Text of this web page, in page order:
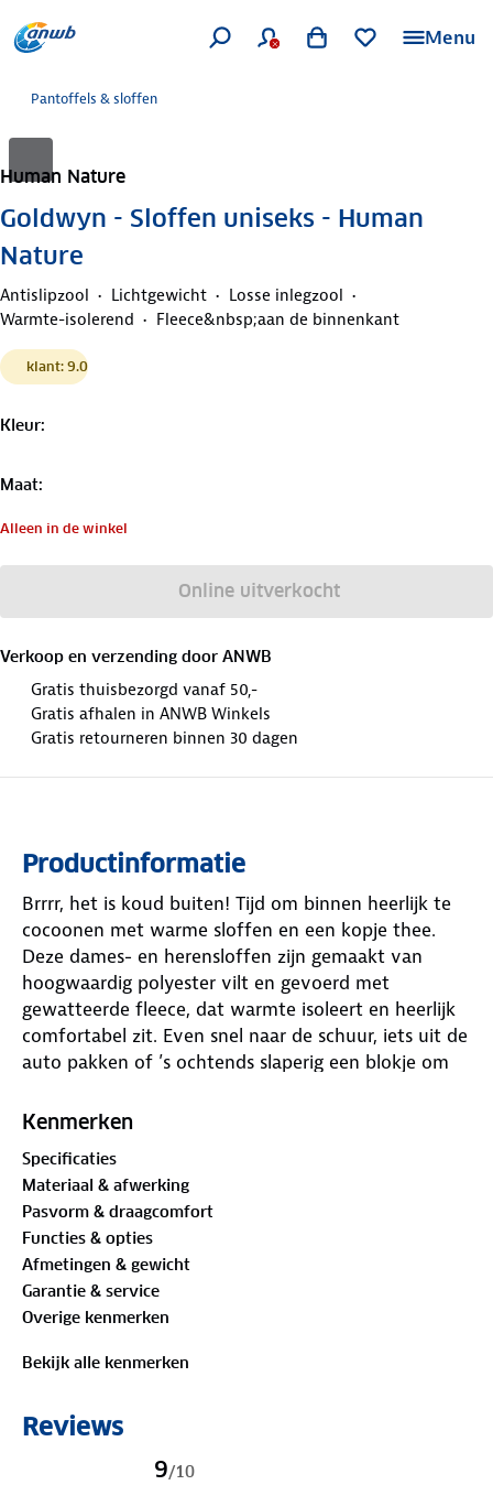
Menu
Pantoffels & sloffen
Human Nature
Goldwyn - Sloffen uniseks - Human
Nature
Antislipzool Lichtgewicht
Losse inlegzool
Warmte-isolerend
Fleece&nbsp;aan de binnenkant
klant: 9.0
Kleur:
Maat:
Alleen in de winkel
Online uitverkocht
Verkoop en verzending door ANWB
Gratis thuisbezorgd vanaf 50,-
Gratis afhalen in ANWB Winkels
Gratis retourneren binnen 30 dagen
Productinformatie
Brrrr, het is koud buiten! Tijd om binnen heerlijk te
cocoonen met warme sloffen en een kopje thee.
Deze dames- en herensloffen zijn gemaakt van
hoogwaardig polyester vilt en gevoerd met
gewatteerde fleece, dat warmte isoleert en heerlijk
comfortabel zit. Even snel naar de schuur, iets uit de
auto pakken of ’s ochtends slaperig een blokje om
gewoon aanhouden dankzij de stevige antislipzool.
De sloffen zijn voorzien van losse, voorgevormde
binnenzolen die superzacht, ademend en dempend
zijn. Met het elastische nylon koord pas je ze nog
beter aan op de vorm van je voet.
De Goldwyn sloffen zijn verkrijgbaar in de maten 36
- 47 (maat 36 en 47 zijn alleen online verkrijgbaar).
Kenmerken
Specificaties
Materiaal & afwerking
Pasvorm & draagcomfort
Functies & opties
Afmetingen & gewicht
Garantie & service
Overige kenmerken
Bekijk alle kenmerken
Reviews
9/10